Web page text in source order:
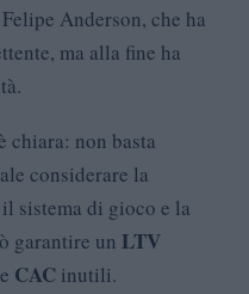
Anderson, che ha
ma alla fine ha
chiara: non basta
considerare la
sistema di gioco e la
garantire un LTV
CAC inutili.